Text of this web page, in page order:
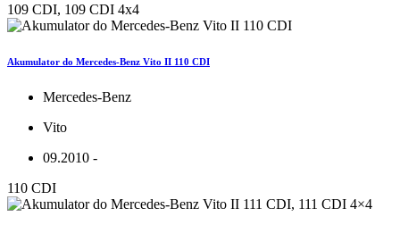
109 CDI, 109 CDI 4x4
Akumulator do Mercedes-Benz Vito II 110 CDI
Mercedes-Benz
Vito
09.2010 -
110 CDI